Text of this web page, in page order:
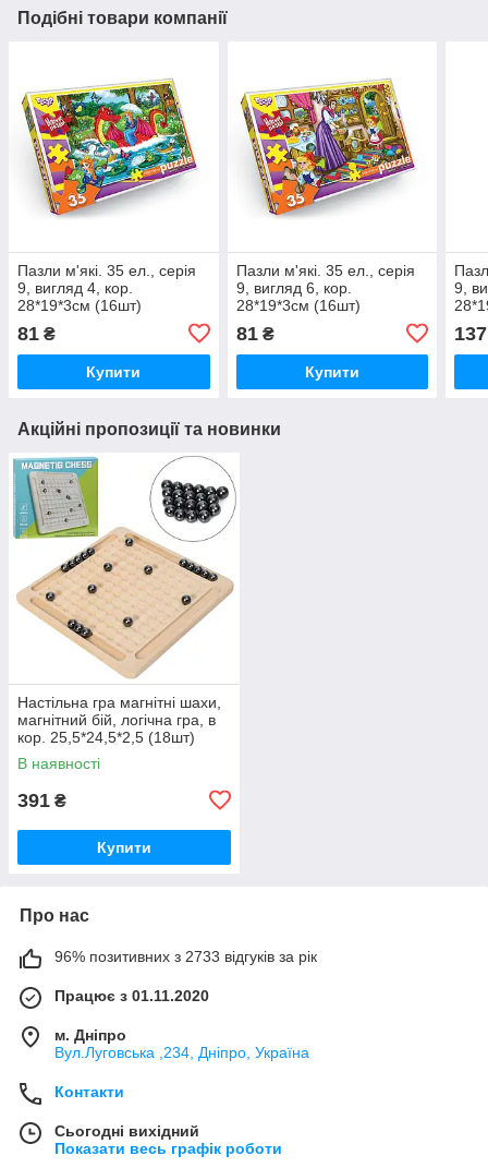
Подібні товари компанії
Пазли м'які. 35 ел., серія
9, вигляд 4, кор.
28*19*3см (16шт)
81 ₴
Купити
Пазли м'які. 35 ел., серія
9, вигляд 6, кор.
28*19*3см (16шт)
81₴
Купити
9,
137
Акційні пропозиції та новинки
Настільна гра магнітні шахи,
магнітний бій, логічна гра, в
кор. 25,5*24,5*2,5 (18шт)
В наявності
391 ₴
Купити
Про нас
96% позитивних з 2733 відгуків за рік
Працює з 01.11.2020
м. Дніпро
Вул.Луговська ,234, Дніпро, Україна
Контакти
Сьогодні вихідний
Показати весь графік роботи